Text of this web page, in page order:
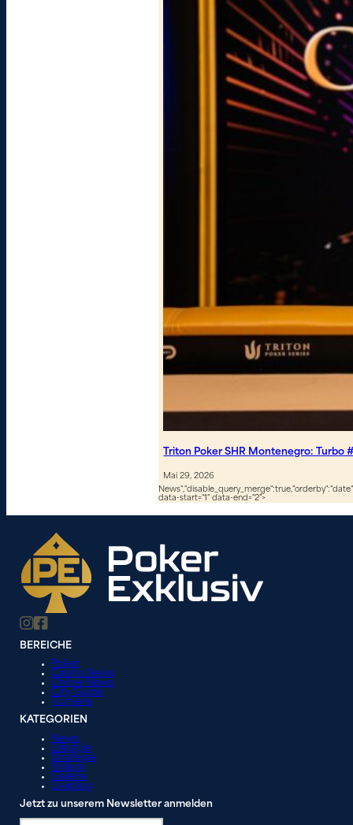
Triton Poker SHR Montenegro: Turbo
Mai 29, 2026
data-start="1" data-end="2">
BEREICHE
Poker
Casino News
Online News
City Guide
Turniere
KATEGORIEN
News
Lifestyle
Strategie
Videos
Galerie
Liveblog
Jetzt zu unserem Newsletter anmelden